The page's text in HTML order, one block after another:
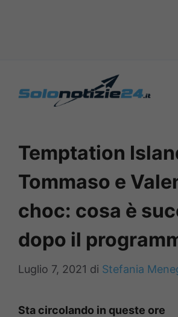
Temptation
Tommaso e
choc: cosa è
dopo il
Luglio 7, 2021 di Stefania
Sta circolando in queste ore